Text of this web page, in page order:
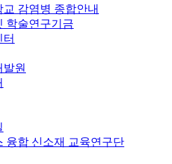
감염병 종합안내
학술연구기금
발원
융합 신소재 교육연구단